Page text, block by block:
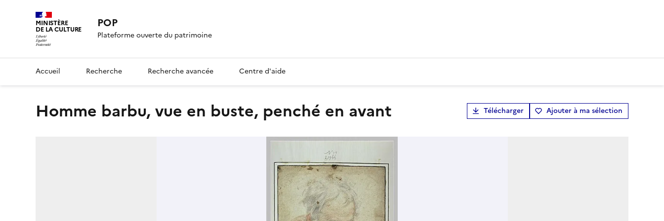
MINISTÈRE
DE LA CULTURE POP
Plateforme ouverte du patrimoine
Accueil Recherche Recherche avancée Centre d'aide
Homme barbu, vue en buste, penché en avant Télécharger Ajouter à ma sélection